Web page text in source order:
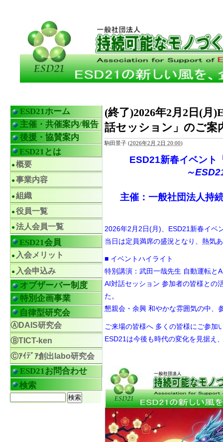
(終了)2026年2月2日(
話セッション」のご案
駒田景子 (2026年2月 2日 20:00)
ESD21新春イベント
～
主催：一般社団法人持
2026年2月2日(月)、ESD21新春イベ
当日は定員満席の盛況となり、熱気
■ イベントハイライト
特別講演：武田一哉先生 自動運転と
AI対話セッション 参加者の皆様との
た。
懇親会・余興 和やかな雰囲気の中、
ご来場の皆様へ 多くの皆様にご参加
ESD21は今後も時代の変化を見据え
ESD21ホーム
主催・共催案内/報告
後援・協賛案内
ESD21とは
概要
事業内容
組織
役員一覧
法人会員一覧
ESD21会員
入会メリット
入会申込み
オブザーバー制度
特別企画事業
自律型研究会
ⒶDAIS研究会
ⒷTICT-ken
Ⓒｱｲﾃﾞｱ創出labo研究会
ESD21お問合わせ
検索